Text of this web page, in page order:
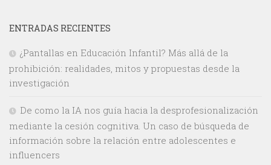
ENTRADAS RECIENTES
¿Pantallas en Educación Infantil? Más allá de la
prohibición: realidades, mitos y propuestas desde la
investigación
De como la IA nos guía hacia la desprofesionalización
mediante la cesión cognitiva. Un caso de búsqueda de
información sobre la relación entre adolescentes e
influencers